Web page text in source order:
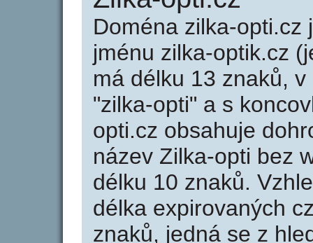
Doména zilka-opti.cz
jménu zilka-optik.cz
má délku 13 znaků,
"zilka-opti" a s
opti.cz obsahuje
název Zilka-opti bez
délku 10 znaků.
délka expirovaných
znaků, jedná se z